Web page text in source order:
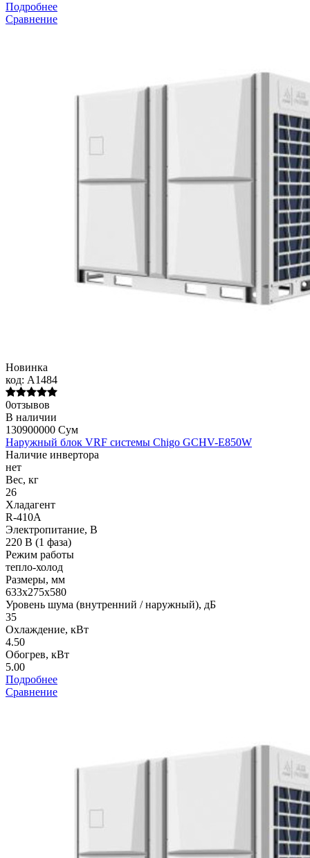
Подробнее
Сравнение
Новинка
код: A1484
0отзывов
В наличии
130900000 Сум
Наружный блок VRF системы Chigo GCHV-E850W
Наличие инвертора
нет
Вес, кг
26
Хладагент
R-410A
Электропитание, В
220 В (1 фаза)
Режим работы
тепло-холод
Размеры, мм
633х275х580
Уровень шума (внутренний / наружный), дБ
35
Охлаждение, кВт
4.50
Обогрев, кВт
5.00
Подробнее
Сравнение